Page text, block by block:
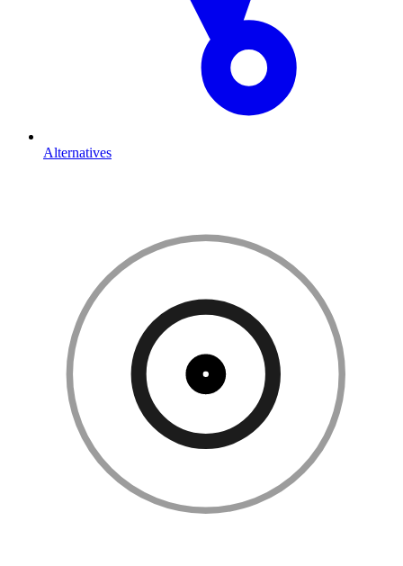
Alternatives